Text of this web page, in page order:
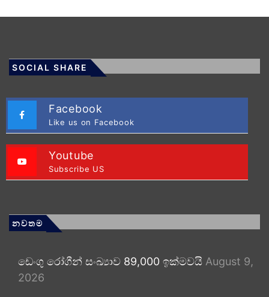
SOCIAL SHARE
Facebook
Like us on Facebook
Youtube
Subscribe US
නවතම
ඩෙංගු රෝගීන් සංඛ්‍යාව 89,000 ඉක්මවයි August 9,
2026